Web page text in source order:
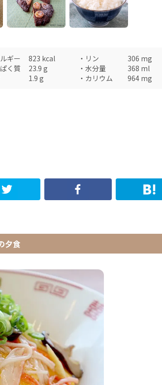
ギー 823 kcal ・ リン 306 mg
く質 23.9 g ・ 水分量 368 ml
1.9 g ・ カリウム 964 mg
夕食